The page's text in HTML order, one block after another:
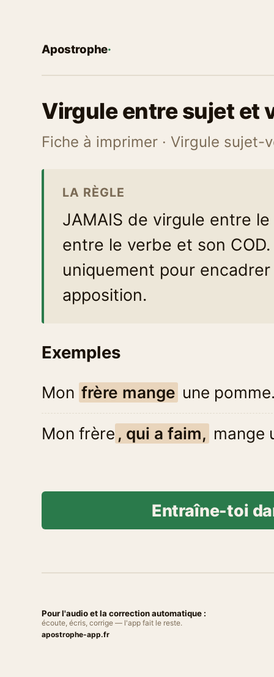
Apostrophe·
Virgule entre sujet et
Fiche à imprimer · Virgule sujet-
LA RÈGLE
JAMAIS de virgule entre
entre le verbe et son
uniquement pour
apposition.
Exemples
Mon frère mange une
Mon frère , qui a faim, mange
Entraîne-toi
Pour l'audio et la correction automatique :
écoute, écris, corrige — l'app fait le reste.
apostrophe-app.fr